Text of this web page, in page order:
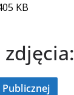
KB
zdjęcia: